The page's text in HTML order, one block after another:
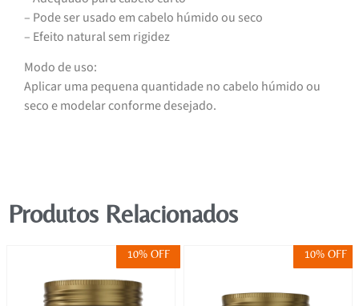
– Pode ser usado em cabelo húmido ou seco
– Efeito natural sem rigidez
Modo de uso:
Aplicar uma pequena quantidade no cabelo húmido ou
seco e modelar conforme desejado.
Produtos Relacionados
10% OFF 10% OFF